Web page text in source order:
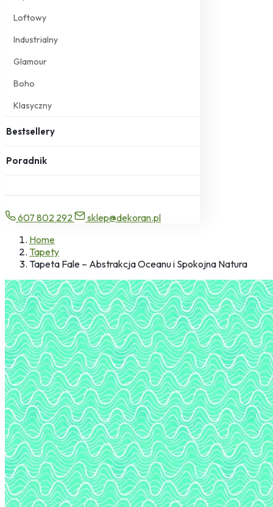
Loftowy
Industrialny
Glamour
Boho
Klasyczny
Bestsellery
Poradnik
607 802 292
sklep@dekoran.pl
Home
Tapety
Tapeta Fale – Abstrakcja Oceanu i Spokojna Natura